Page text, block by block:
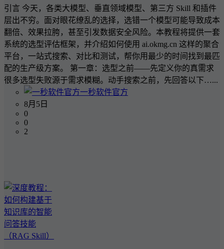
引言 今天，各类大模型、垂直领域模型、第三方 Skill 和插件
层出不穷。面对眼花缭乱的选择，选错一个模型可能导致成本
翻倍、效果拉胯，甚至引发数据安全风险。本教程将提供一套
系统的选型评估框架，并介绍如何使用 ai.okmg.cn 这样的聚合
平台，一站式搜索、对比和测试，帮你用最少的时间找到最匹
配的生产级方案。 第一章：选型之前——先定义你的真需求
很多选型失败源于需求模糊。动手搜索之前，先回答以下…...
一秒软件官方
8月5日
0
0
2